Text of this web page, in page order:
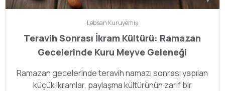
Lebsan Kuruyemiş
Teravih Sonrası İkram Kültürü: Ramazan
Gecelerinde Kuru Meyve Geleneği
Ramazan gecelerinde teravih namazı sonrası yapılan
küçük ikramlar, paylaşma kültürünün zarif bir